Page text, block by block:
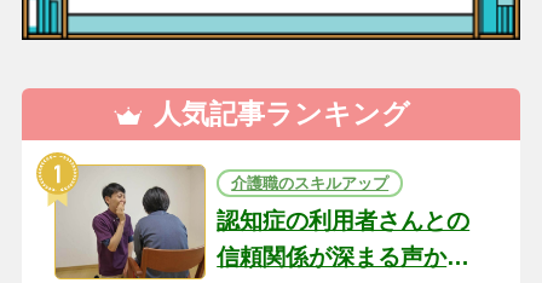
人気記事ランキング
介護職のスキルアップ
認知症の利用者さんとの
信頼関係が深まる声かけ